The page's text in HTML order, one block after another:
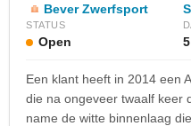
Bever Zwerfsport
STATUS
Open
Een klant heeft in 2014 een
die na ongeveer twaalf keer
name de witte binnenlaag